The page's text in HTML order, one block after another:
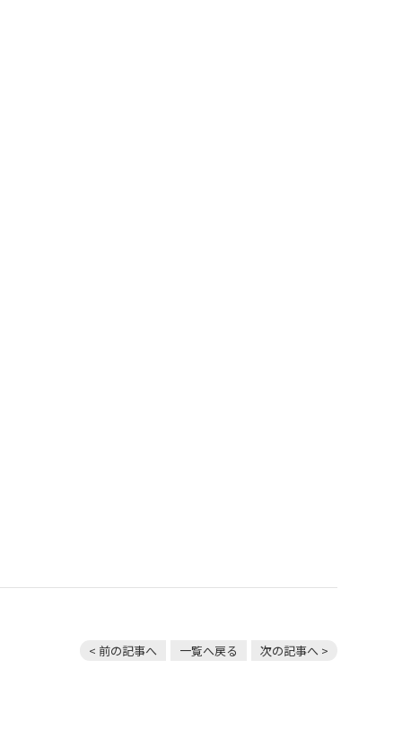
< 前の記事へ 一覧へ戻る 次の記事へ >